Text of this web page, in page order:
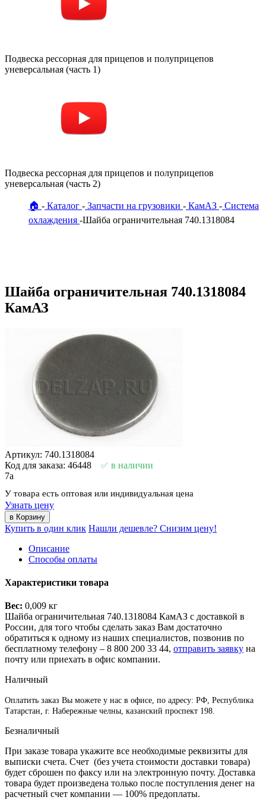
Подвеска рессорная для прицепов и полуприцепов
уневерсальная (часть 1)
Подвеска рессорная для прицепов и полуприцепов
уневерсальная (часть 2)
🏠 Каталог Запчасти на грузовики КамАЗ
Система
охлаждения Шайба ограничительная 740.1318084
Шайба ограничительная 740.1318084
КамАЗ
Артикул: 740.1318084
Код для заказа: 46448
в наличии
7a
У товара есть оптовая или индивидуальная цена
Узнать цену
Купить в один клик Нашли дешевле? Снизим цену!
Описание
Способы оплаты
Характеристики товара
Вес: 0,009 кг
Шайба ограничительная 740.1318084 КамАЗ с доставкой в
России, для того чтобы сделать заказ Вам достаточно
обратиться к одному из наших специалистов, позвонив по
бесплатному телефону – 8 800 200 33 44, отправить заявку на
почту или приехать в офис компании.
Наличный
Оплатить заказ Вы можете у нас в офисе, по адресу: РФ, Республика
Татарстан, г. Набережные челны, казанский проспект 198.
Безналичный
При заказе товара укажите все необходимые реквизиты для
выписки счета. Счет (без учета стоимости доставки товара)
будет сброшен по факсу или на электронную почту. Доставка
товара будет произведена только после поступления денег на
расчетный счет компании — 100% предоплаты.